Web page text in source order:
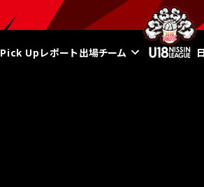
Pick Upレポート出場チーム